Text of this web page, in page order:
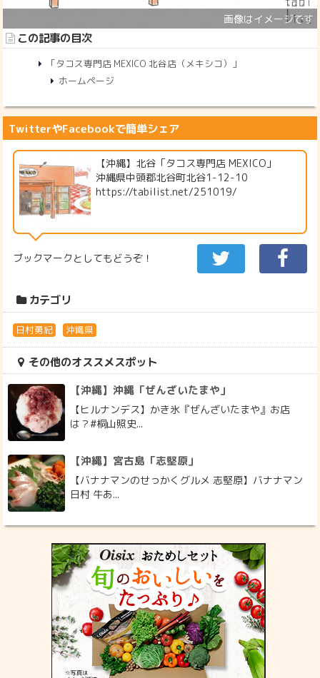
この記事の目次
「タコス専門店 MEXICO 北谷店（メキシコ）」
ホームページ
TwitterやFacebookで簡単シェア
【沖縄】北谷「タコス専門店 MEXICO」
沖縄県中頭郡北谷町北谷1-12-10
https://tabilist.net/251019/
ブックマークとしてもどうぞ！
カテゴリ
日村勇紀 沖縄県
その他のオススメスポット
【沖縄】沖縄「ぜんざいたまや」
【ヒルナンデス】かき氷『ぜんざいたまや』お店
は？#桐山照史...
【沖縄】宮古島「志堅原」
【バナナマンのせっかくグルメ 志堅原】バナナマン
日村 牛あ...